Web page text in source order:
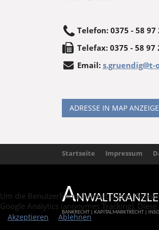
Telefon: 0375 - 58 97
Telefax: 0375 - 58 97
Email:
ADRESSE IN MAP
Startseite Impressum
A
BANKRECHT | KAPITALMARKTRECHT |
Um die Benutzerfreundlichkeit dieser
Google Analytics (anonymes Tracking).
Akzeptieren Ablehnen